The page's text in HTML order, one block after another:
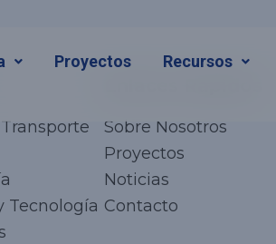
Proyectos Recursos
Tecnología
Sobre Nosotros
Proyectos
Noticias
Contacto